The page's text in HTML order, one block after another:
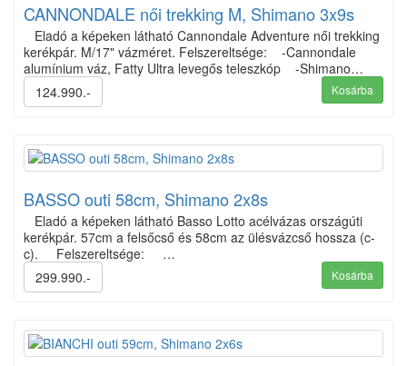
CANNONDALE női trekking M, Shimano 3x9s
Eladó a képeken látható Cannondale Adventure női trekking
kerékpár. M/17" vázméret. Felszereltsége: -Cannondale
alumínium váz, Fatty Ultra levegős teleszkóp -Shimano…
124.990.-
Kosárba
BASSO outi 58cm, Shimano 2x8s
Eladó a képeken látható Basso Lotto acélvázas országúti
kerékpár. 57cm a felsőcső és 58cm az ülésvázcső hossza (c-
c). Felszereltsége: …
299.990.-
Kosárba